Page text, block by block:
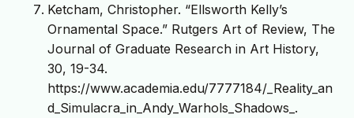
Ketcham, Christopher. “Ellsworth Kelly’s
Ornamental Space.” Rutgers Art of Review, The
Journal of Graduate Research in Art History,
30, 19-34.
https://www.academia.edu/7777184/_Reality_an
d_Simulacra_in_Andy_Warhols_Shadows_.